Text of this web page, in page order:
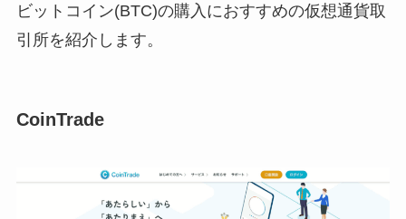
ビットコイン(BTC)の購入におすすめの仮想通貨取
引所を紹介します。
CoinTrade